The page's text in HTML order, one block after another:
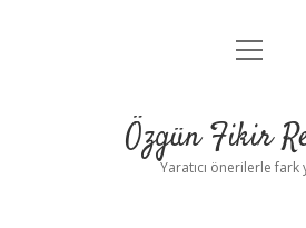
Gizlilik Politikası
Yasal Uyarı
menüyü
Özgün Fikir
Yaratıcı önerilerle fark